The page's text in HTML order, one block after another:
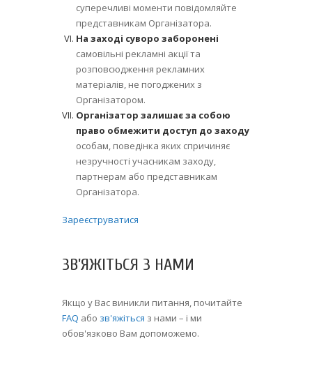
суперечливі моменти повідомляйте
представникам Організатора.
На заході суворо заборонені
самовільні рекламні акції та
розповсюдження рекламних
матеріалів, не погоджених з
Організатором.
Організатор залишає за собою
право обмежити доступ до заходу
особам, поведінка яких спричиняє
незручності учасникам заходу,
партнерам або представникам
Організатора.
Зареєструватися
ЗВ'ЯЖІТЬСЯ З НАМИ
Якщо у Вас виникли питання, почитайте
FAQ або зв'яжіться з нами – і ми
обов'язково Вам допоможемо.